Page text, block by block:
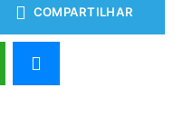
COMPARTILHAR